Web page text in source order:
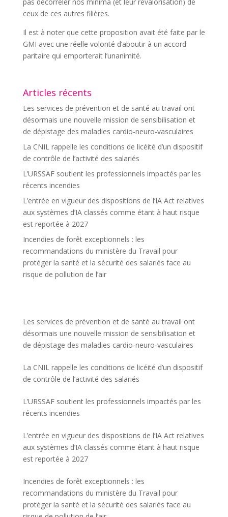
ceux de ces autres filières.
Il est à noter que cette proposition avait été faite par le
GMI avec une réelle volonté d’aboutir à un accord
paritaire qui emporterait l’unanimité.
Articles récents
Les services de prévention et de santé au travail ont
désormais une nouvelle mission de sensibilisation et
de dépistage des maladies cardio-neuro-vasculaires
La CNIL rappelle les conditions de licéité d’un dispositif
de contrôle de l’activité des salariés
L’URSSAF soutient les professionnels impactés par les
récents incendies
L’entrée en vigueur des dispositions de l’IA Act relatives
aux systèmes d’IA classés comme étant à haut risque
est reportée à 2027
Incendies de forêt exceptionnels : les
recommandations du ministère du Travail pour
protéger la santé et la sécurité des salariés face au
risque de pollution de l’air
Les services de prévention et de santé au travail ont
désormais une nouvelle mission de sensibilisation et
de dépistage des maladies cardio-neuro-vasculaires
La CNIL rappelle les conditions de licéité d’un dispositif
de contrôle de l’activité des salariés
L’URSSAF soutient les professionnels impactés par les
récents incendies
L’entrée en vigueur des dispositions de l’IA Act relatives
aux systèmes d’IA classés comme étant à haut risque
est reportée à 2027
Incendies de forêt exceptionnels : les
recommandations du ministère du Travail pour
protéger la santé et la sécurité des salariés face au